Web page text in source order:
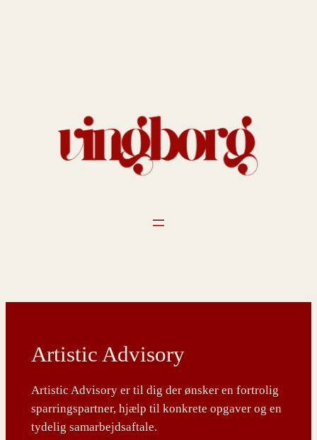
Artistic Advisory
Artistic Advisory er til dig der ønsker en fortrolig
sparringspartner, hjælp til konkrete opgaver og en
tydelig samarbejdsaftale.